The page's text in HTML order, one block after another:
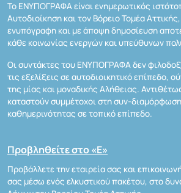
Το ΕΝΥΠΟΓΡΑΦΑ είναι ενημερωτικός
Αυτοδιοίκηση και τον Βόρειο Τομέα
ενυπόγραφη και με άποψη δημοσίευση
κάθε κοινωνίας ενεργών και υπεύθυνων
Οι συντάκτες του ΕΝΥΠΟΓΡΑΦΑ δεν
τις εξελίξεις σε αυτοδιοικητικό επίπεδο,
της μίας και μοναδικής Αλήθειας.
καταστούν συμμέτοχοι στη συν-
καθημερινότητας σε τοπικό επίπεδο.
Προβληθείτε στο «Ε»
Προβάλλετε την εταιρεία σας και
σας μέσω ενός ελκυστικού πακέτου, στο